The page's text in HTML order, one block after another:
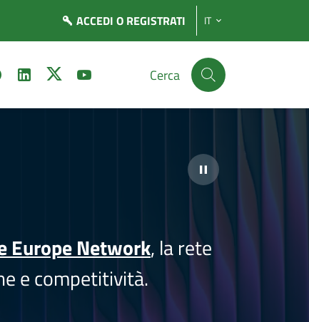
ACCEDI O REGISTRATI IT
Cerca
Europe Network, la rete
e competitività.